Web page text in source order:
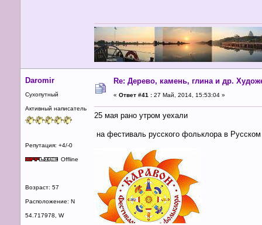
Daromir
Сухопутный
Активный написатель
Репутация: +4/-0
Offline
Возраст: 57
Расположение: N
54.717978, W
Re: Дерево, камень, глина и др.
« Ответ #41 : 27 Май, 2014, 15:53:04 »
25 мая рано утром уехали
на фестиваль русского фольклора в